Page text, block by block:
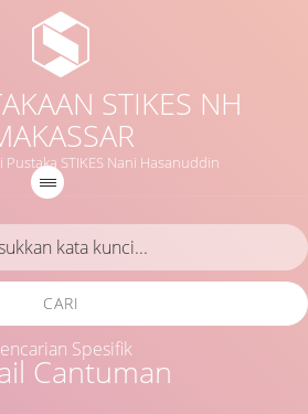
STIKES NH
STIKES Nani Hasanuddin
Cantuman
CARI
Spesifik